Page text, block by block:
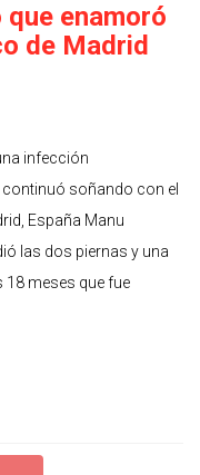
enamoró
de Madrid
infección
soñando con el
España Manu
las dos piernas y una
meses que fue